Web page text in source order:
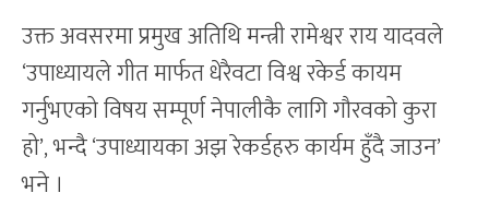
उक्त अवसरमा प्रमुख अतिथि मन्त्री रामेश्वर राय यादवले
‘उपाध्यायले गीत मार्फत धेरैवटा विश्व रकेर्ड कायम
गर्नुभएको विषय सम्पूर्ण नेपालीकै लागि गौरवको कुरा
हो’, भन्दै ‘उपाध्यायका अझ रेकर्डहरु कार्यम हुँदै जाउन’
भने ।